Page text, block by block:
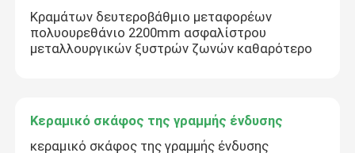
Κραμάτων δευτεροβάθμιο μεταφορέων
πολυουρεθάνιο 2200mm ασφαλίστρου
μεταλλουργικών ξυστρών ζωνών καθαρότερο
Κεραμικό σκάφος της γραμμής ένδυσης
κεραμικό σκάφος της γραμμής ένδυσης